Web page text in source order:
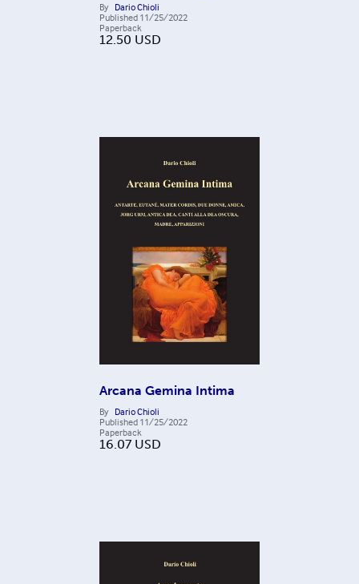
By Dario Chioli
Published 11/25/2022
Paperback
12.50 USD
Arcana Gemina Intima
By Dario Chioli
Published 11/25/2022
Paperback
16.07 USD